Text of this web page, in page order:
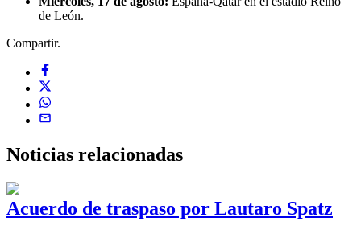
de León.
Compartir.
Noticias relacionadas
Acuerdo de traspaso por Lautaro Spatz